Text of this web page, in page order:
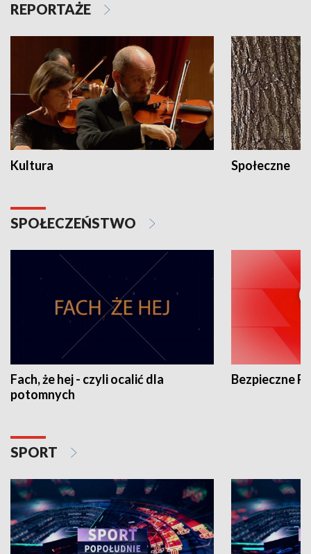
REPORTAŻE
Kultura Społeczne
SPOŁECZEŃSTWO
Fach, że hej - czyli ocalić dla
potomnych
Bezpieczne
SPORT